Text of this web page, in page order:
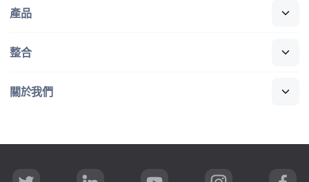
產品
整合
關於​我們
T L Y I F